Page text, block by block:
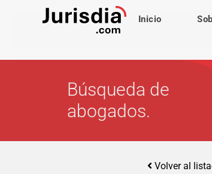
Inicio
Búsqueda de
abogados.
Volver al